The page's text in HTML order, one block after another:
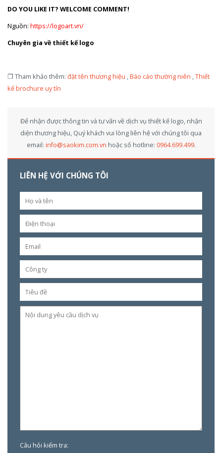
DO YOU LIKE IT? WELCOME COMMENT!
Nguồn: https://logoart.vn/
Chuyên gia về thiết kế logo
❐ Tham khảo thêm: đặt tên thương hiệu ,Báo cáo thường niên ,Thiết
kế brochure uy tín
Để nhận được thông tin và tư vấn về dịch vụ thiết kế logo, nhận
diện thương hiệu, Quý khách vui lòng liên hệ với chúng tôi qua
email: info@saokim.com.vn hoặc số hotline: 0964.699.499.
LIÊN HỆ VỚI CHÚNG TÔI
Câu hỏi kiểm tra: